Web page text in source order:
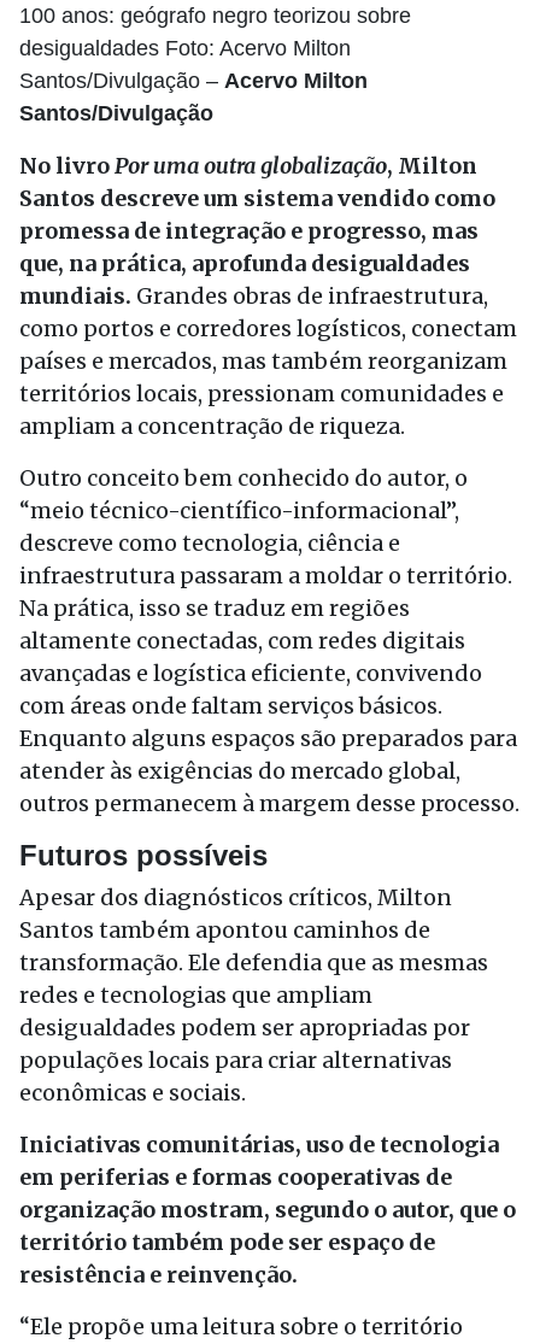
100 anos: geógrafo negro teorizou sobre
desigualdades Foto: Acervo Milton
Santos/Divulgação – Acervo Milton
Santos/Divulgação
No livroPor uma outra globalização, Milton
Santos descreve um sistema vendido como
promessa de integração e progresso, mas
que, na prática, aprofunda desigualdades
mundiais. Grandes obras de infraestrutura,
como portos e corredores logísticos, conectam
países e mercados, mas também reorganizam
territórios locais, pressionam comunidades e
ampliam a concentração de riqueza.
Outro conceito bem conhecido do autor, o
“meio técnico-científico-informacional”,
descreve como tecnologia, ciência e
infraestrutura passaram a moldar o território.
Na prática, isso se traduz em regiões
altamente conectadas, com redes digitais
avançadas e logística eficiente, convivendo
com áreas onde faltam serviços básicos.
Enquanto alguns espaços são preparados para
atender às exigências do mercado global,
outros permanecem à margem desse processo.
Futuros possíveis
Apesar dos diagnósticos críticos, Milton
Santos também apontou caminhos de
transformação. Ele defendia que as mesmas
redes e tecnologias que ampliam
desigualdades podem ser apropriadas por
populações locais para criar alternativas
econômicas e sociais.
Iniciativas comunitárias, uso de tecnologia
em periferias e formas cooperativas de
organização mostram, segundo o autor, que o
território também pode ser espaço de
resistência e reinvenção.
“Ele propõe uma leitura sobre o território